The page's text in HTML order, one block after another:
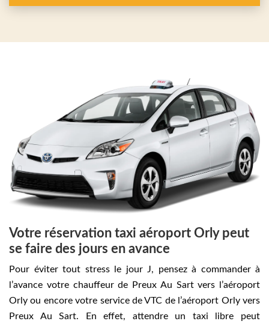
Votre réservation taxi aéroport Orly peut
se faire des jours en avance
Pour éviter tout stress le jour J, pensez à commander à
l’avance votre chauffeur de Preux Au Sart vers l’aéroport
Orly ou encore votre service de VTC de l’aéroport Orly vers
Preux Au Sart. En effet, attendre un taxi libre peut